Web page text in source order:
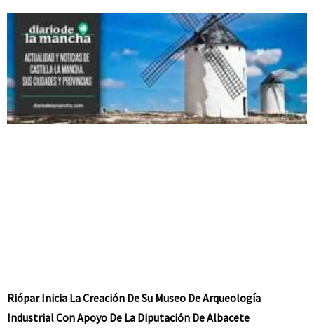
Riópar Inicia La Creación De Su Museo De Arqueología
Industrial Con Apoyo De La Diputación De Albacete